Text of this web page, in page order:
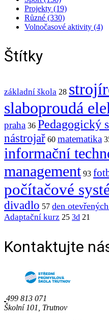
Projekty (19)
Různé (330)
Volnočasové aktivity (4)
Štítky
základní škola 28
slaboproudá
praha 36 Pedagogický
nástrojař 60 matematika
informační
management 93
počítačové
divadlo 57 den
Adaptační kurz 25 3d 21
Kontaktujte
499 813 071
Školní 101, Trutnov